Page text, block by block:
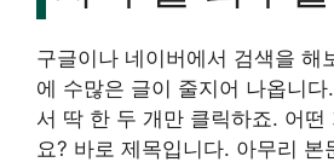
구글이나 네이버에서 검색을 해
에 수많은 글이 줄지어 나옵니
서 딱 한 두 개만 클릭하죠. 어떤
요? 바로 제목입니다. 아무리 본